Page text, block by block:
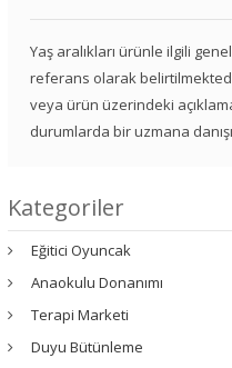
Yaş aralıkları ürünle ilgili
referans olarak
veya ürün üzerindeki
durumlarda bir uzmana
Kategoriler
Eğitici Oyuncak
Anaokulu Donanımı
Terapi Marketi
Duyu Bütünleme